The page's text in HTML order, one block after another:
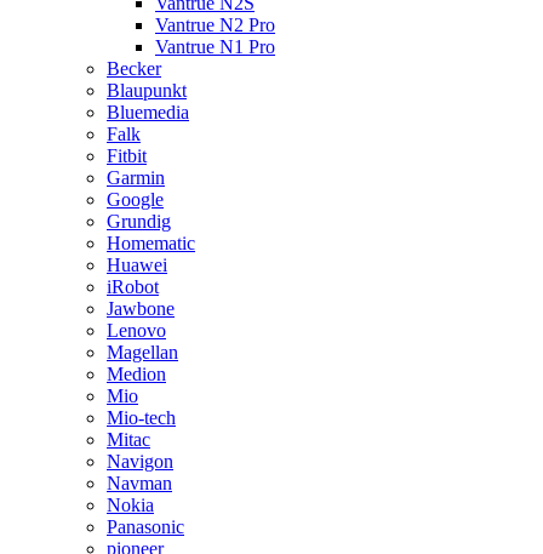
Vantrue N2 Pro
Vantrue N1 Pro
Becker
Blaupunkt
Bluemedia
Falk
Fitbit
Garmin
Google
Grundig
Homematic
Huawei
iRobot
Jawbone
Lenovo
Magellan
Medion
Mio
Mio-tech
Mitac
Navigon
Navman
Nokia
Panasonic
pioneer